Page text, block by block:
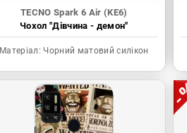
TECNO Spark 6 Air (KE6)
Чохол "Дівчина - демон"
Матеріал: Чорний матовий силікон